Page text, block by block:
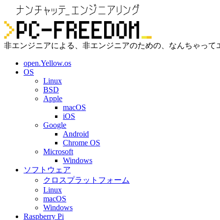
非エンジニアによる、非エンジニアのための、なんちゃって
open.Yellow.os
OS
Linux
BSD
Apple
macOS
iOS
Google
Android
Chrome OS
Microsoft
Windows
ソフトウェア
クロスプラットフォーム
Linux
macOS
Windows
Raspberry Pi